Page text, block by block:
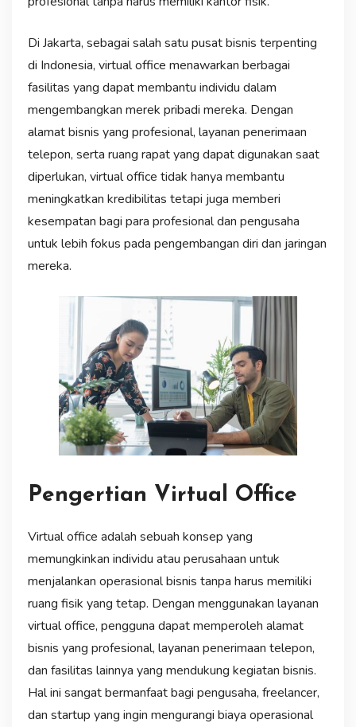
Di Jakarta, sebagai salah satu pusat bisnis terpenting
di Indonesia, virtual office menawarkan berbagai
fasilitas yang dapat membantu individu dalam
mengembangkan merek pribadi mereka. Dengan
alamat bisnis yang profesional, layanan penerimaan
telepon, serta ruang rapat yang dapat digunakan saat
diperlukan, virtual office tidak hanya membantu
meningkatkan kredibilitas tetapi juga memberi
kesempatan bagi para profesional dan pengusaha
untuk lebih fokus pada pengembangan diri dan jaringan
mereka.
Pengertian Virtual Office
Virtual office adalah sebuah konsep yang
memungkinkan individu atau perusahaan untuk
menjalankan operasional bisnis tanpa harus memiliki
ruang fisik yang tetap. Dengan menggunakan layanan
virtual office, pengguna dapat memperoleh alamat
bisnis yang profesional, layanan penerimaan telepon,
dan fasilitas lainnya yang mendukung kegiatan bisnis.
Hal ini sangat bermanfaat bagi pengusaha, freelancer,
dan startup yang ingin mengurangi biaya operasional